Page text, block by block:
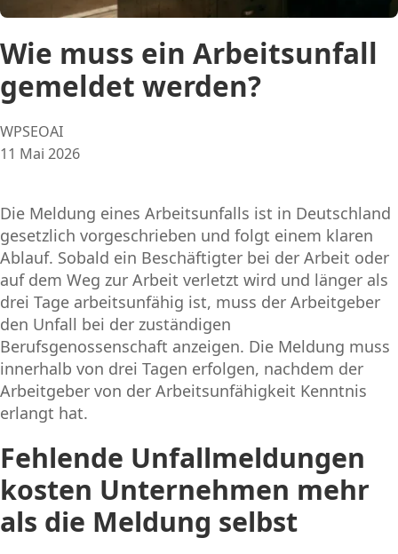
Wie muss ein Arbeitsunfall
gemeldet werden?
Posted
by:
WPSEOAI
11 Mai 2026
Die Meldung eines Arbeitsunfalls ist in Deutschland
gesetzlich vorgeschrieben und folgt einem klaren
Ablauf. Sobald ein Beschäftigter bei der Arbeit oder
auf dem Weg zur Arbeit verletzt wird und länger als
drei Tage arbeitsunfähig ist, muss der Arbeitgeber
den Unfall bei der zuständigen
Berufsgenossenschaft anzeigen. Die Meldung muss
innerhalb von drei Tagen erfolgen, nachdem der
Arbeitgeber von der Arbeitsunfähigkeit Kenntnis
erlangt hat.
Fehlende Unfallmeldungen
kosten Unternehmen mehr
als die Meldung selbst